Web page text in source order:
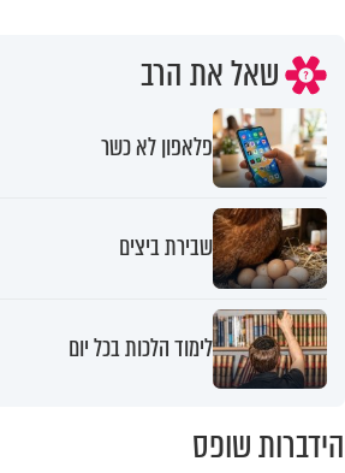
שאל את הרב
פלאפון לא כשר
שבירת ביצים
לימוד הלכות בכל יום
הידברות שופס